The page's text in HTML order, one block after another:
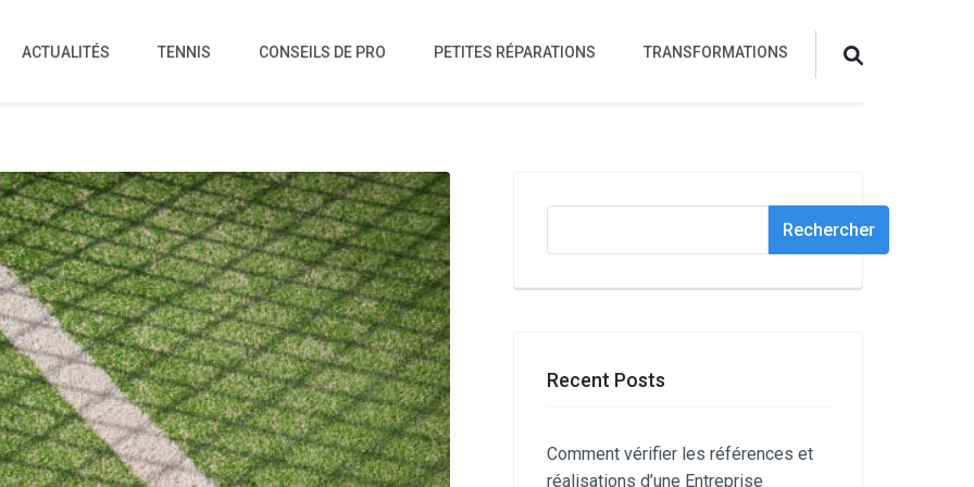
ACTUALITÉS TENNIS CONSEILS DE PRO PETITES RÉPARATIONS TRANSFORMATIONS
Rechercher
Recent Posts
Comment vérifier les références et
réalisations d’une Entreprise